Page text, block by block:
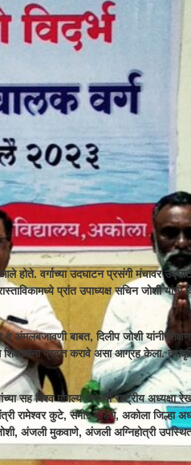
होते. वर्गाच्या उदघाटन प्रसंगी मंचावर
प्रांत उपाध्यक्ष सचिन जोशी यांनी
व अंमलबजावणी बाबत, दिलीप जोशी यांनी
शिक्षकांना प्रवृत्त करावे असा आग्रह केला.
सह विश्व मांगल्य सभेच्या राष्ट्रीय
रामेश्वर कुटे, समीर थोडगे, अकोला जिल्हा
अंजली मुकवाणे, अंजली अग्निहोत्री